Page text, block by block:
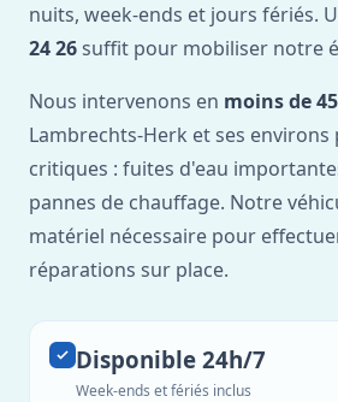
nuits, week-ends et jours fériés.
24 26 suffit pour mobiliser notre
Nous intervenons en moins de
Lambrechts-Herk et ses
critiques : fuites d'eau
pannes de chauffage. Notre
matériel nécessaire pour
réparations sur place.
Disponible 24h/7
Week-ends et fériés inclus